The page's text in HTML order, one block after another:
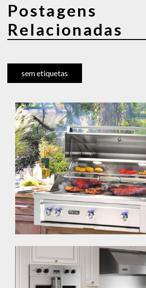
Postagens
Relacionadas
sem etiquetas